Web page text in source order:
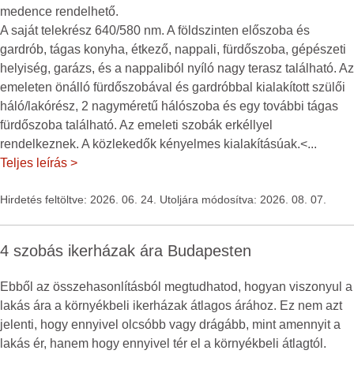
medence rendelhető.
A saját telekrész 640/580 nm. A földszinten előszoba és
gardrób, tágas konyha, étkező, nappali, fürdőszoba, gépészeti
helyiség, garázs, és a nappaliból nyíló nagy terasz található. Az
emeleten önálló fürdőszobával és gardróbbal kialakított szülői
háló/lakórész, 2 nagyméretű hálószoba és egy további tágas
fürdőszoba található. Az emeleti szobák erkéllyel
rendelkeznek. A közlekedők kényelmes kialakításúak.<...
Teljes leírás >
Hirdetés feltöltve: 2026. 06. 24. Utoljára módosítva: 2026. 08. 07.
4 szobás ikerházak ára Budapesten
Ebből az összehasonlításból megtudhatod, hogyan viszonyul a
lakás ára a környékbeli ikerházak átlagos árához. Ez nem azt
jelenti, hogy ennyivel olcsóbb vagy drágább, mint amennyit a
lakás ér, hanem hogy ennyivel tér el a környékbeli átlagtól.